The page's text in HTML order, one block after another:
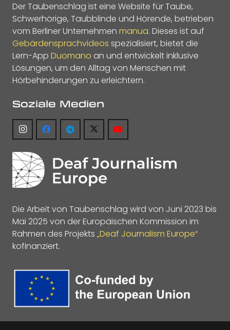
Der Taubenschlag ist eine Website für Taube,
Schwerhörige, Taubblinde und Hörende, betrieben
vom Berliner Unternehmen manua. Dieses ist auf
Gebärdensprachvideos spezialisiert, bietet die
Lern-App Duomano an und entwickelt inklusive
Lösungen, um den Alltag von Menschen mit
Hörbehinderungen zu erleichtern.
Soziale Medien
Die Arbeit von Taubenschlag wird von Juni 2023 bis
Mai 2025 von der Europäischen Kommission im
Rahmen des Projekts „Deaf Journalism Europe“
kofinanziert.